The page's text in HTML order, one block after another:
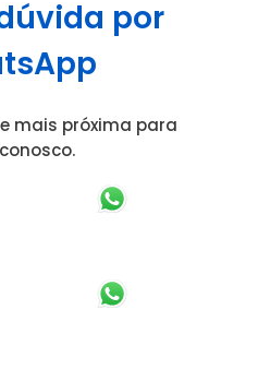
por
mais próxima para